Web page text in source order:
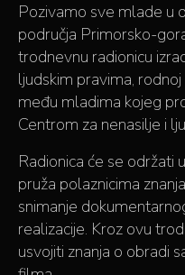
Pozivamo sve mlade u
područja Primorsko-
trodnevnu radionicu
ljudskim pravima,
među mladima kojeg
Centrom za nenasilje i
Radionica će se održati
pruža polaznicima
snimanje
realizacije. Kroz ovu
usvojiti znanja o obradi